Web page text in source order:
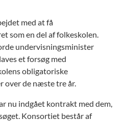
med at få
som en del af folkeskolen.
undervisningsminister
et forsøg med
obligatoriske
over de næste tre år.
nu indgået kontrakt med dem,
Konsortiet består af